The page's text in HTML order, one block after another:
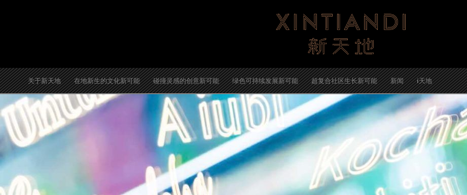
关于新天地 在地新生的文化新可能 碰撞灵感的创意新可能 绿色可持续发展新可能 超复合社区生长新可能 新闻 i天地